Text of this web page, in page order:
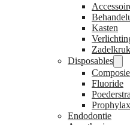
Kasten
Disposables
Fluoride
Endodontie